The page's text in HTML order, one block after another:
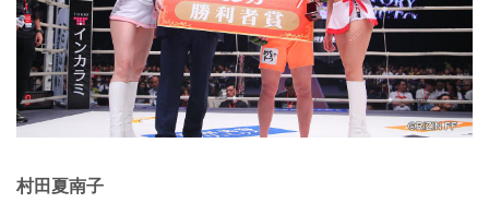
村田夏南子